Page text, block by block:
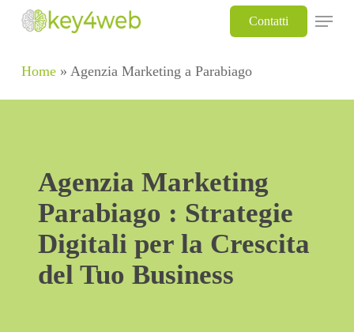
Skip
main
Contatti
Menu
Home» Agenzia Marketing a Parabiago
Agenzia Marketing
Parabiago : Strategie
Digitali per la Crescita
del Tuo Business